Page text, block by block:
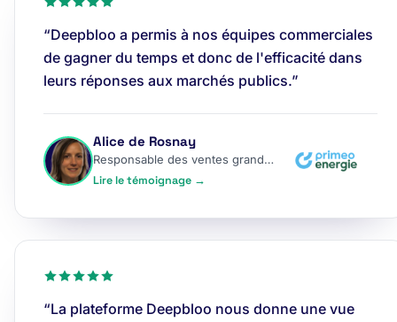
“Deepbloo a permis à nos équipes commerciales
de gagner du temps et donc de l'efficacité dans
leurs réponses aux marchés publics.”
Alice de Rosnay
Responsable des ventes grands comptes
Lire le témoignage →
“La plateforme Deepbloo nous donne une vue